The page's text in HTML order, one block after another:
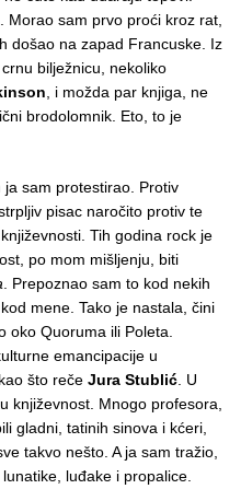
Morao sam prvo proći kroz rat,
došao na zapad Francuske. Iz
bilježnicu, nekoliko
, i možda par knjiga, ne
brodolomnik. Eto, to je
ja sam protestirao. Protiv
pisac naročito protiv te
Tih godina rock je
po mom mišljenju, biti
. Prepoznao sam to kod nekih
mene. Tako je nastala, čini
oko Quoruma ili Poleta.
emancipacije u
što reče Jura Stublić . U
književnost. Mnogo profesora,
gladni, tatinih sinova i kćeri,
takvo nešto. A ja sam tražio,
luđake i propalice.